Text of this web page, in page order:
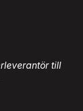
till